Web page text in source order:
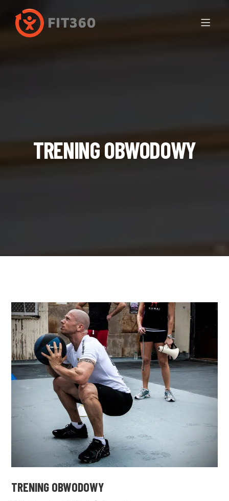
TRENING OBWODOWY
TRENING OBWODOWY